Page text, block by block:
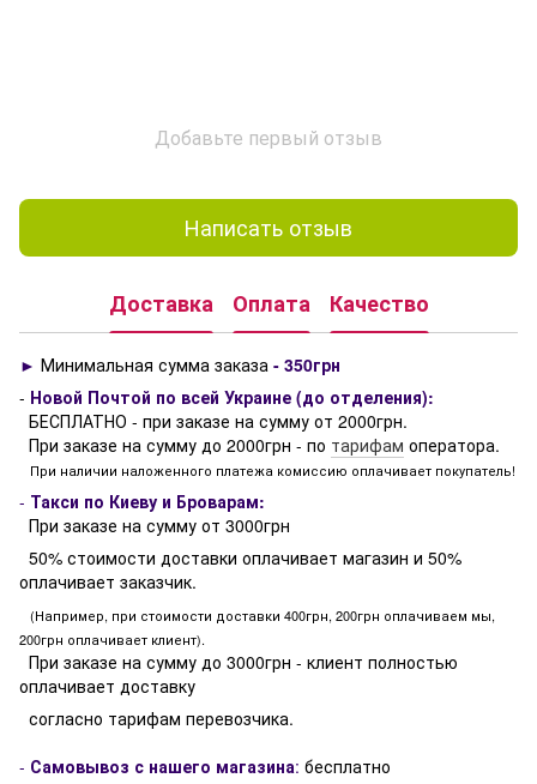
Добавьте первый отзыв
Написать отзыв
Доставка Оплата Качество
► Минимальная сумма заказа - 350грн
- Новой Почтой по всей Украине (до отделения):
БЕСПЛАТНО - при заказе на сумму от 2000грн.
При заказе на сумму до 2000грн - по тарифам оператора.
При наличии наложенного платежа комиссию оплачивает покупатель!
- Такси по Киеву и Броварам:
При заказе на сумму от 3000грн
50% стоимости доставки оплачивает магазин и 50%
оплачивает заказчик.
(Например, при стоимости доставки 400грн, 200грн оплачиваем мы,
200грн оплачивает клиент).
При заказе на сумму до 3000грн - клиент полностью
оплачивает доставку
согласно тарифам перевозчика.
- Самовывоз с нашего магазина: бесплатно